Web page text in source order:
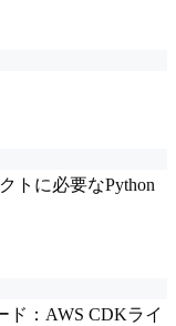
トに必要なPython
ド：AWS CDKライ